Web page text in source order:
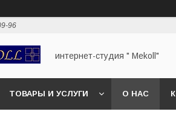
96
интернет-студия " Mekoll"
ТОВАРЫ И УСЛУГИ О НАС